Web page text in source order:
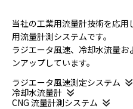
当社の工業用流量計技術を応
用流量計測システムです。
ラジエータ風速、冷却水流量お
ンアップしています。
ラジエータ風速測定システム
冷却水流量計
CNG 流量計測システム